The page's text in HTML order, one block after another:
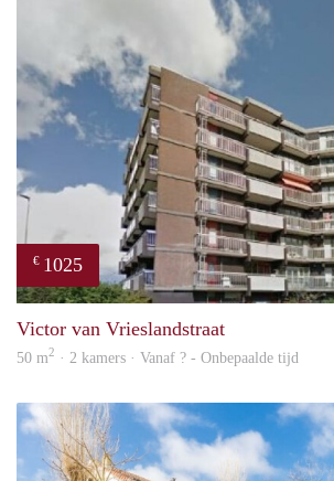
€ 1025
Victor van Vrieslandstraat
50 m2 · 2 kamers · Vanaf ? - Onbepaalde tijd